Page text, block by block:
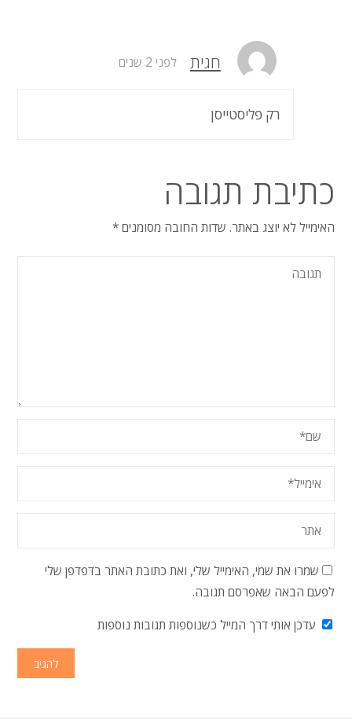
חגית לפני 2 שנים
רק פליסטייסן
כתיבת תגובה
האימייל לא יוצג באתר. שדות החובה מסומנים*
שמרו את שמי, האימייל שלי, ואת כתובת האתר בדפדפן שלי
לפעם הבאה שאפרסם תגובה.
עדכן אותי דרך המייל כשנוספות תגובות נוספות